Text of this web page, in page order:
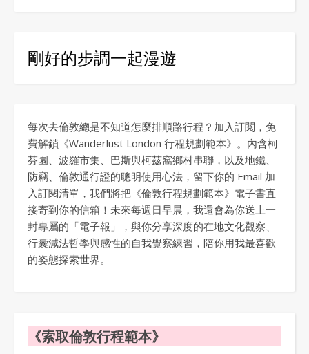
剛好的步調一起漫遊
每次去倫敦總是不知道怎麼排順路行程？加入訂閱，免
費解鎖《Wanderlust London 行程規劃範本》。內含柯
芬園、波羅市集、巴斯與柯茲窩鄉村串聯，以及地鐵、
防竊、倫敦通行證的聰明使用心法，留下你的 Email 加
入訂閱清單，我們將把《倫敦行程規劃範本》電子書直
接寄到你的信箱！未來每週日早晨，我還會為你送上一
封專屬的「電子報」，與你分享深度的在地文化觀察、
行囊減法哲學與感性的自我覺察練習，陪你用我最喜歡
的姿態探索世界。
《索取倫敦行程範本》